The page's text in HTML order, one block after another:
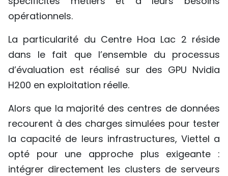
opérationnels.
La particularité du Centre Hoa Lac 2 réside
dans le fait que l’ensemble du processus
d’évaluation est réalisé sur des GPU Nvidia
H200 en exploitation réelle.
Alors que la majorité des centres de données
recourent à des charges simulées pour tester
la capacité de leurs infrastructures, Viettel a
opté pour une approche plus exigeante :
intégrer directement les clusters de serveurs